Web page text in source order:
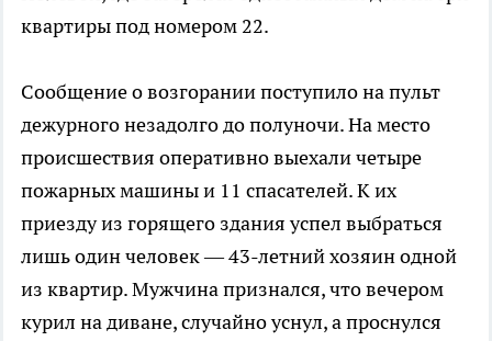
квартиры под номером 22.
Сообщение о возгорании поступило на пульт
дежурного незадолго до полуночи. На место
происшествия оперативно выехали четыре
пожарных машины и 11 спасателей. К их
приезду из горящего здания успел выбраться
лишь один человек — 43-летний хозяин одной
из квартир. Мужчина признался, что вечером
курил на диване, случайно уснул, а проснулся